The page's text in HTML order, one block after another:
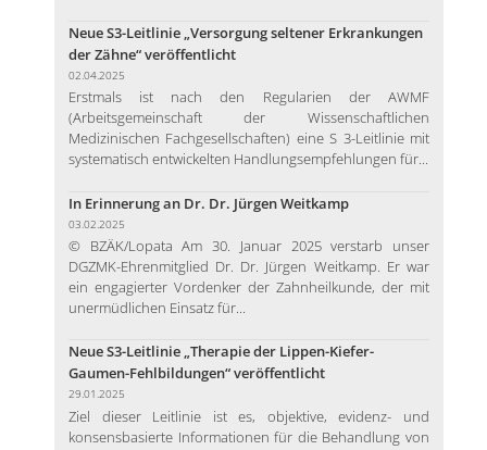
Neue S3-Leitlinie „Versorgung seltener Erkrankungen
der Zähne“ veröffentlicht
02.04.2025
Erstmals ist nach den Regularien der AWMF
(Arbeitsgemeinschaft der Wissenschaftlichen
Medizinischen Fachgesellschaften) eine S 3-Leitlinie mit
systematisch entwickelten Handlungsempfehlungen für...
In Erinnerung an Dr. Dr. Jürgen Weitkamp
03.02.2025
© BZÄK/Lopata Am 30. Januar 2025 verstarb unser
DGZMK-Ehrenmitglied Dr. Dr. Jürgen Weitkamp. Er war
ein engagierter Vordenker der Zahnheilkunde, der mit
unermüdlichen Einsatz für...
Neue S3-Leitlinie „Therapie der Lippen-Kiefer-
Gaumen-Fehlbildungen“ veröffentlicht
29.01.2025
Ziel dieser Leitlinie ist es, objektive, evidenz- und
konsensbasierte Informationen für die Behandlung von